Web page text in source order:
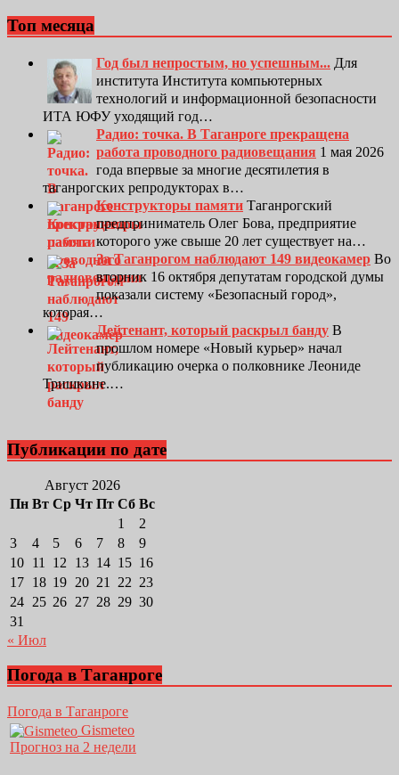
Топ месяца
Год был непростым, но успешным... Для
института Института компьютерных
технологий и информационной безопасности
ИТА ЮФУ уходящий год…
Радио: точка. В Таганроге прекращена
работа проводного радиовещания 1 мая 2026
года впервые за многие десятилетия в
таганрогских репродукторах в…
Конструкторы памяти Таганрогский
предприниматель Олег Бова, предприятие
которого уже свыше 20 лет существует на…
За Таганрогом наблюдают 149 видеокамер Во
вторник 16 октября депутатам городской думы
показали систему «Безопасный город»,
которая…
Лейтенант, который раскрыл банду В
прошлом номере «Новый курьер» начал
публикацию очерка о полковнике Леониде
Тришкине.…
Публикации по дате
Август 2026
Пн Вт Ср Чт Пт Сб Вс
1
2
3
4 5 6 7 8
9
10 11 12 13 14 15 16
17 18 19 20 21 22 23
24 25 26 27 28 29 30
31
« Июл
Погода в Таганроге
Погода в Таганроге
Gismeteo
Прогноз на 2 недели